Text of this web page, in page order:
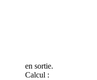
en sortie.
Calcul :